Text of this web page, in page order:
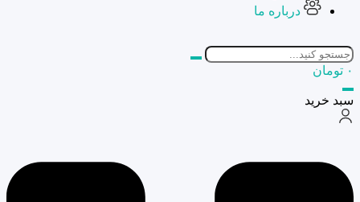
درباره ما
۰ تومان
سبد خرید